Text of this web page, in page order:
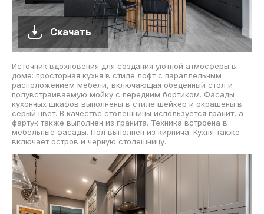
Скачать
Источник вдохновения для создания уютной атмосферы в
доме: просторная кухня в стиле лофт с параллельным
расположением мебели, включающая обеденный стол и
полувстраиваемую мойку с передним бортиком. Фасады
кухонных шкафов выполнены в стиле шейкер и окрашены в
серый цвет. В качестве столешницы используется гранит, а
фартук также выполнен из гранита. Техника встроена в
мебельные фасады. Пол выполнен из кирпича. Кухня также
включает остров и черную столешницу.